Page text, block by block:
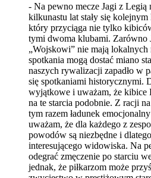
- Na pewno mecze Jagi z Legią
kilkunastu lat stały się
który przyciąga nie tylko
tymi dwoma klubami. Zarówno
„Wojskowi” nie mają
spotkania mogą dostać miano
naszych rywalizacji zapadło w
się spotkaniami historycznymi.
wyjątkowe i uważam, że kibice
na te starcia podobnie. Z racji
tym razem ładunek
uważam, że dla każdego z
powodów są niezbędne i
interesującego widowiska. Na
odegrać zmęczenie po starciu
jednak, że piłkarzom może